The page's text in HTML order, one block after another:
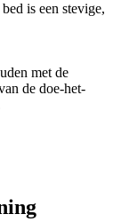
is een stevige,
met de
de doe-het-